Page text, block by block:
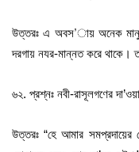
উত্তরঃ এ অবস’ায় অনেক মানুষ
দরগায় নযর-মান্নত করে থাকে।
৬২. প্রশ্নঃ নবী-রাসূলগণের
উত্তরঃ “হে আমার